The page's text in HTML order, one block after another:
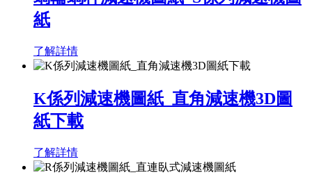
紙
了解詳情
K係列減速機圖紙_直角減速機3D圖
紙下載
了解詳情